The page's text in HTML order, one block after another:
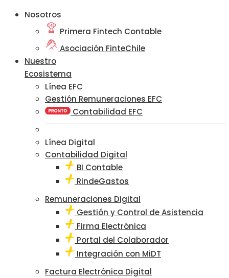
Nosotros
Primera Fintech Contable
Asociación FinteChile
Nuestro
Ecosistema
Línea EFC
Gestión Remuneraciones EFC
Contabilidad EFC
Línea Digital
Contabilidad Digital
BI Contable
RindeGastos
Remuneraciones Digital
Gestión y Control de Asistencia
Firma Electrónica
Portal del Colaborador
Integración con MiDT
Factura Electrónica Digital